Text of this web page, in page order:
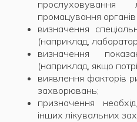
прослуховування
промацування органів
визначення
(наприклад,
визначення
(наприклад, якщо
виявлення факторів
захворювань;
призначення
інших лікувальних